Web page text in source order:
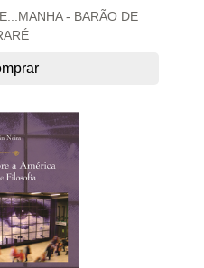
- BARÃO DE